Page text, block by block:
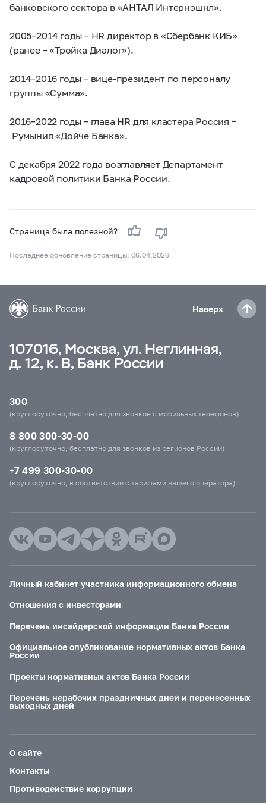
банковского сектора в «АНТАЛ Интернэшнл».
2005–2014 годы – HR директор в «Сбербанк КИБ»
(ранее – «Тройка Диалог»).
2014–2016 годы – вице-президент по персоналу
группы «Сумма».
2016–2022 годы – глава HR для кластера Россия –
Румыния «Дойче Банка».
С декабря 2022 года возглавляет Департамент
кадровой политики Банка России.
Страница была полезной?
Последнее обновление страницы: 06.04.2026
Наверх
107016, Москва, ул. Неглинная,
д. 12, к. В, Банк России
300
(круглосуточно, бесплатно для звонков с мобильных телефонов)
8 800 300-30-00
(круглосуточно, бесплатно для звонков из регионов России)
+7 499 300-30-00
(круглосуточно, в соответствии с тарифами вашего оператора)
Личный кабинет участника информационного обмена
Отношения с инвесторами
Перечень инсайдерской информации Банка России
Официальное опубликование нормативных актов Банка
России
Проекты нормативных актов Банка России
Перечень нерабочих праздничных дней и перенесенных
выходных дней
О сайте
Контакты
Противодействие коррупции